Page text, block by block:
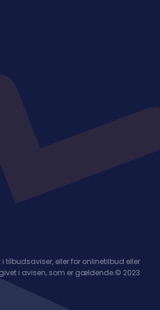
tilbudsaviser, eller for onlinetilbud eller
i avisen, som er gældende.© 2023